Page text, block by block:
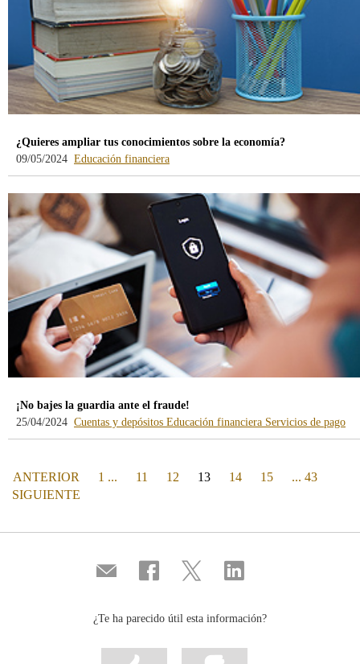
¿Quieres ampliar tus conocimientos sobre la economía?
09/05/2024 Educación financiera-
blog
/webcb/Blog/EducacionFinanciera
¡No bajes la guardia ante el fraude!
25/04/2024 Cuentas y depósitos- Educación financiera- Servicios de pago-
PÁGINA
ANTERIOR 1 ... 11 12 13 (actual)
14 15
... 43
PÁGINA
SIGUIENTE
Compartir
por
Compartir
en
Compartir
en
Compartir
en
¿Te ha parecido útil esta información?
Marcar